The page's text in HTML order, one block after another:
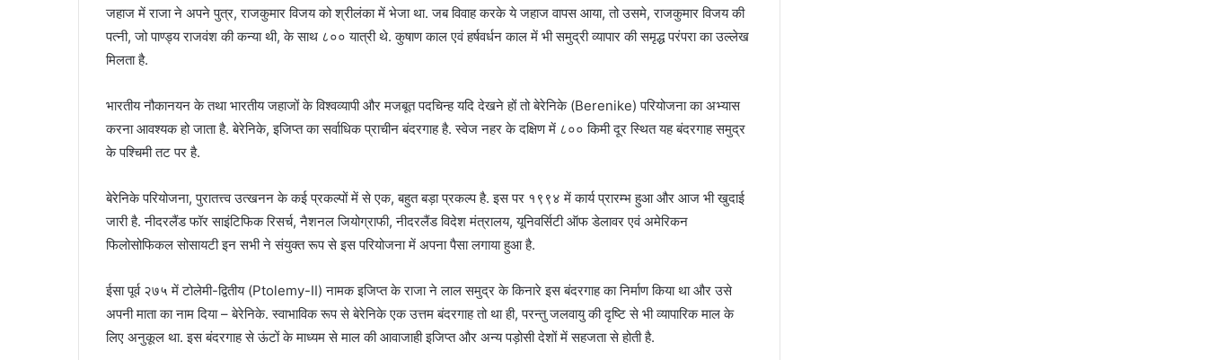
जहाज में राजा ने अपने पुत्र, राजकुमार विजय को श्रीलंका में भेजा था. जब विवाह करके ये जहाज वापस आया, तो उसमे, राजकुमार विजय की
पत्नी, जो पाण्ड्य राजवंश की कन्या थी, के साथ ८०० यात्री थे. कुषाण काल एवं हर्षवर्धन काल में भी समुद्री व्यापार की समृद्ध परंपरा का उल्लेख
मिलता है.
भारतीय नौकानयन के तथा भारतीय जहाजों के विश्वव्यापी और मजबूत पदचिन्ह यदि देखने हों तो बेरेनिके (Berenike) परियोजना का अभ्यास
करना आवश्यक हो जाता है. बेरेनिके, इजिप्त का सर्वाधिक प्राचीन बंदरगाह है. स्वेज नहर के दक्षिण में ८०० किमी दूर स्थित यह बंदरगाह समुद्र
के पश्चिमी तट पर है.
बेरेनिके परियोजना, पुरातत्त्व उत्खनन के कई प्रकल्पों में से एक, बहुत बड़ा प्रकल्प है. इस पर १९९४ में कार्य प्रारम्भ हुआ और आज भी खुदाई
जारी है. नीदरलैंड फॉर साइंटिफिक रिसर्च, नैशनल जियोग्राफी, नीदरलैंड विदेश मंत्रालय, यूनिवर्सिटी ऑफ डेलावर एवं अमेरिकन
फिलोसोफिकल सोसायटी इन सभी ने संयुक्त रूप से इस परियोजना में अपना पैसा लगाया हुआ है.
ईसा पूर्व २७५ में टोलेमी-द्वितीय (Ptolemy-II) नामक इजिप्त के राजा ने लाल समुद्र के किनारे इस बंदरगाह का निर्माण किया था और उसे
अपनी माता का नाम दिया – बेरेनिके. स्वाभाविक रूप से बेरेनिके एक उत्तम बंदरगाह तो था ही, परन्तु जलवायु की दृष्टि से भी व्यापारिक माल के
लिए अनुकूल था. इस बंदरगाह से ऊंटों के माध्यम से माल की आवाजाही इजिप्त और अन्य पड़ोसी देशों में सहजता से होती है.